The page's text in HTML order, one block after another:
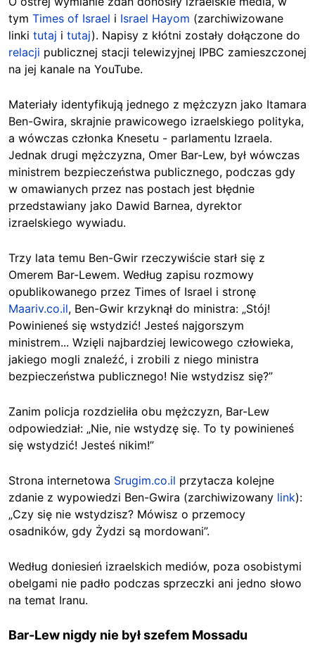
tym Times of Israel i Israel Hayom (zarchiwizowane
linki tutaj i tutaj). Napisy z kłótni zostały dołączone do
relacji publicznej stacji telewizyjnej IPBC zamieszczonej
na jej kanale na YouTube.
Materiały identyfikują jednego z mężczyzn jako Itamara
Ben-Gwira, skrajnie prawicowego izraelskiego polityka,
a wówczas członka Knesetu - parlamentu Izraela.
Jednak drugi mężczyzna, Omer Bar-Lew, był wówczas
ministrem bezpieczeństwa publicznego, podczas gdy
w omawianych przez nas postach jest błędnie
przedstawiany jako Dawid Barnea, dyrektor
izraelskiego wywiadu.
Trzy lata temu Ben-Gwir rzeczywiście starł się z
Omerem Bar-Lewem. Według zapisu rozmowy
opublikowanego przez Times of Israel i stronę
Maariv.co.il, Ben-Gwir krzyknął do ministra: „Stój!
Powinieneś się wstydzić! Jesteś najgorszym
ministrem... Wzięli najbardziej lewicowego człowieka,
jakiego mogli znaleźć, i zrobili z niego ministra
bezpieczeństwa publicznego! Nie wstydzisz się?”
Zanim policja rozdzieliła obu mężczyzn, Bar-Lew
odpowiedział: „Nie, nie wstydzę się. To ty powinieneś
się wstydzić! Jesteś nikim!”
Strona internetowa Srugim.co.il przytacza kolejne
zdanie z wypowiedzi Ben-Gwira (zarchiwizowany link):
„Czy się nie wstydzisz? Mówisz o przemocy
osadników, gdy Żydzi są mordowani”.
Według doniesień izraelskich mediów, poza osobistymi
obelgami nie padło podczas sprzeczki ani jedno słowo
na temat Iranu.
Bar-Lew nigdy nie był szefem Mossadu